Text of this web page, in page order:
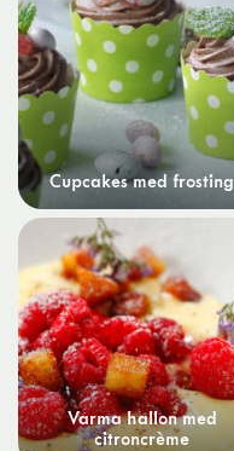
Cupcakes med frosting
Varma hallon med
citroncrème